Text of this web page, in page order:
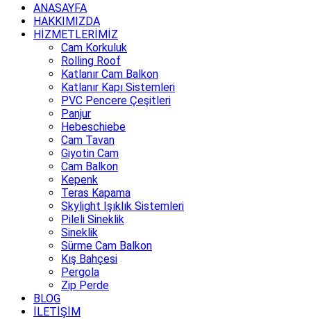
ANASAYFA
HAKKIMIZDA
HİZMETLERİMİZ
Cam Korkuluk
Rolling Roof
Katlanır Cam Balkon
Katlanır Kapı Sistemleri
PVC Pencere Çeşitleri
Panjur
Hebeschiebe
Cam Tavan
Giyotin Cam
Cam Balkon
Kepenk
Teras Kapama
Skylight Işıklık Sistemleri
Pileli Sineklik
Sineklik
Sürme Cam Balkon
Kış Bahçesi
Pergola
Zip Perde
BLOG
İLETİŞİM